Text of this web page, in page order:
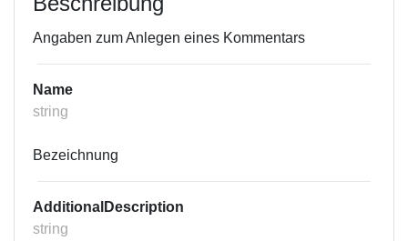
Angaben zum Anlegen eines Kommentars
Name
string
Bezeichnung
AdditionalDescription
string